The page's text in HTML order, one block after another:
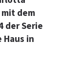
dem
der Serie
Haus in